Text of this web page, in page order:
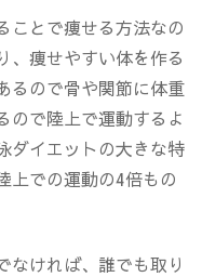
ことで痩せる方法なの
、痩せやすい体を作る
るので骨や関節に体重
ので陸上で運動するよ
ダイエットの大きな特
上での運動の4倍もの
ければ、 誰でも取り